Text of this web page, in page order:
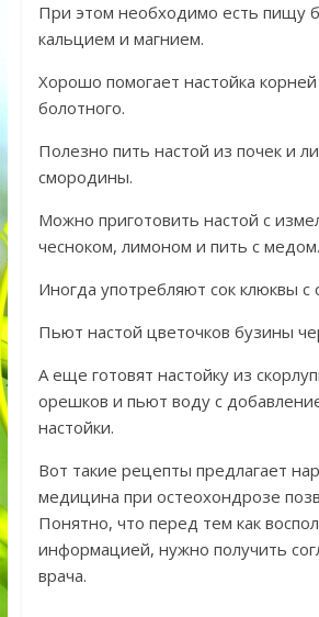
При этом необходимо есть пищу
кальцием и магнием.
Хорошо помогает настойка корней
болотного.
Полезно пить настой из почек и
смородины.
Можно приготовить настой с
чесноком, лимоном и пить с медом.
Иногда употребляют сок клюквы с
Пьют настой цветочков бузины
А еще готовят настойку из
орешков и пьют воду с
настойки.
Вот такие рецепты предлагает
медицина при остеохондрозе
Понятно, что перед тем как
информацией, нужно получить
врача.